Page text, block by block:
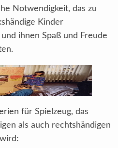
Notwendigkeit, das zu
Kinder
ihnen Spaß und Freude
für Spielzeug, das
als auch rechtshändigen